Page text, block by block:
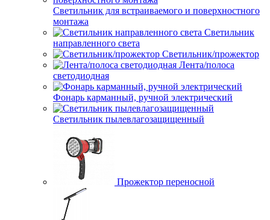
Светильник для встраиваемого и поверхностного
монтажа
Светильник
направленного света
Светильник/прожектор
Лента/полоса
светодиодная
Фонарь карманный, ручной электрический
Светильник пылевлагозащищенный
Прожектор переносной